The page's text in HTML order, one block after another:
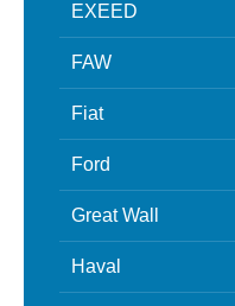
EXEED
FAW
Fiat
Ford
Great Wall
Haval